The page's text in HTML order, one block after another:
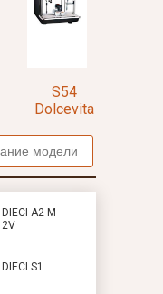
S54
Dolcevita
DIECI A2 M
2V
DIECI S1